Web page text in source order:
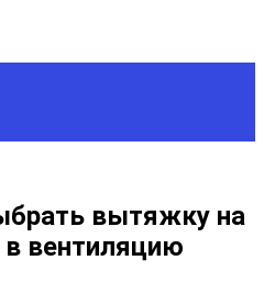
вытяжку на
вентиляцию